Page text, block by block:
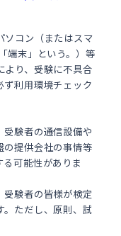
コン（またはスマ
端末」という。）等
より、受験に不具合
ず利用環境チェック
験者の通信設備や
の提供会社の事情等
可能性がありま
験者の皆様が検定
。ただし、原則、試